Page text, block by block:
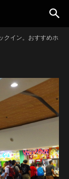
クイン。おすすめホ